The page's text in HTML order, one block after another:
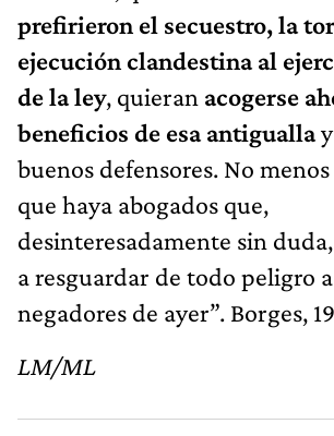
prefirieron el secuestro, la
ejecución clandestina al
de la ley, quieran acogerse
beneficios de esa antigualla
buenos defensores. No
que haya abogados que,
desinteresadamente sin
a resguardar de todo peligro
negadores de ayer”. Borges,
LM/ML